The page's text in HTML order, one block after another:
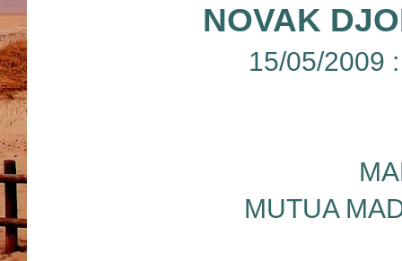
NOVAK
15/05/2009
MUTUA